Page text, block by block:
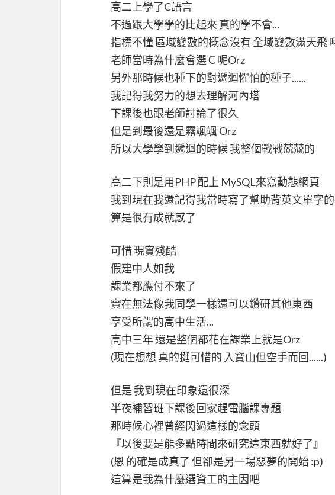
高二上學了C語言
不過跟大學學的比起來 真的學不會...
指標不懂 區域變數的概念沒有 全域變數滿天飛
老師當時為什麼會選Ｃ呢Orz
另外那時候也種下的對遞迴懼怕的種子......
我記得我努力的想去理解河內塔
下課後也跟老師討論了很久
但是到最後還是霧颯颯 Orz
所以大學學到遞迴的時候 我整個戰戰兢兢的
高二下則是用PHP 配上 MySQL來寫動態網頁
我到現在我還記得我當時寫了幫助背英文單字
算是很有成就感了
可惜 現實殘酷
假建中人如我
課業都應付不來了
實在無法像我同學一樣還可以鑽研其他東西
享受所謂的高中生活...
高中三年 還是整個都花在課業上就是Orz
(現在想想 真的挺可惜的 入寶山但空手而回......)
但是 我到現在印象還很深
半夜補習班下課後回家趕電腦課專題
那時候心裡曾經閃過這樣的念頭
『以後要是能多點時間來研究這東西就好了』
(恩 的確是成真了 但卻是另一場惡夢的開始 :p)
這算是我為什麼選資工的主因吧